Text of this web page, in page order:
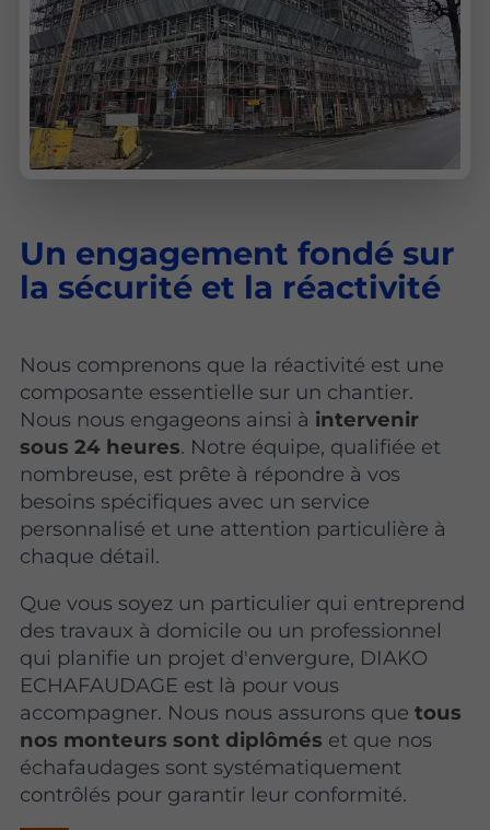
Un engagement fondé sur
la sécurité et la réactivité
Nous comprenons que la réactivité est une
composante essentielle sur un chantier.
Nous nous engageons ainsi à intervenir
sous 24 heures. Notre équipe, qualifiée et
nombreuse, est prête à répondre à vos
besoins spécifiques avec un service
personnalisé et une attention particulière à
chaque détail.
Que vous soyez un particulier qui entreprend
des travaux à domicile ou un professionnel
qui planifie un projet d'envergure, DIAKO
ECHAFAUDAGE est là pour vous
accompagner. Nous nous assurons quetous
nos monteurs sont diplômés et que nos
échafaudages sont systématiquement
contrôlés pour garantir leur conformité.